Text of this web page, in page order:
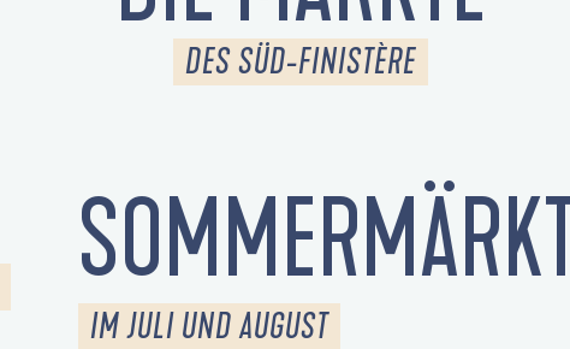
DES SÜD-FINISTÈRE
IM JULI UND AUGUST